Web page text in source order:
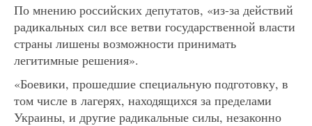
По мнению российских депутатов, «из-за действий
радикальных сил все ветви государственной власти
страны лишены возможности принимать
легитимные решения».
«Боевики, прошедшие специальную подготовку, в
том числе в лагерях, находящихся за пределами
Украины, и другие радикальные силы, незаконно